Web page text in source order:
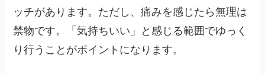
ッチがあります。ただし、痛みを感じたら無理は
禁物です。「気持ちいい」と感じる範囲でゆっく
り行うことがポイントになります。